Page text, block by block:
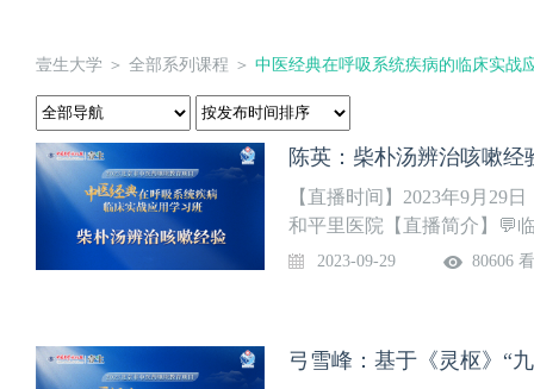
壹生大学 ＞ 全部系列课程 ＞ 中医经典在呼吸系统疾病的临床实战
陈英：柴朴汤辨治咳嗽经
【直播时间】2023年9月29
和平里医院【直播简介】💬
2023-09-29 80606
弓雪峰：基于《灵枢》“